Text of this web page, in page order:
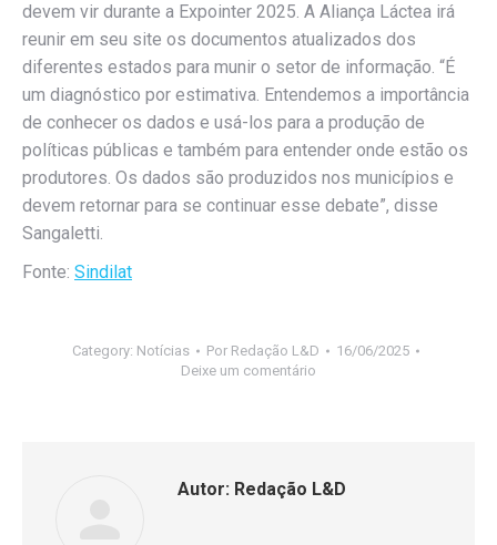
devem vir durante a Expointer 2025. A Aliança Láctea irá
reunir em seu site os documentos atualizados dos
diferentes estados para munir o setor de informação. “É
um diagnóstico por estimativa. Entendemos a importância
de conhecer os dados e usá-los para a produção de
políticas públicas e também para entender onde estão os
produtores. Os dados são produzidos nos municípios e
devem retornar para se continuar esse debate”, disse
Sangaletti.
Fonte: Sindilat
Category: Notícias Por Redação L&D
16/06/2025
Deixe um comentário
Autor: Redação L&D